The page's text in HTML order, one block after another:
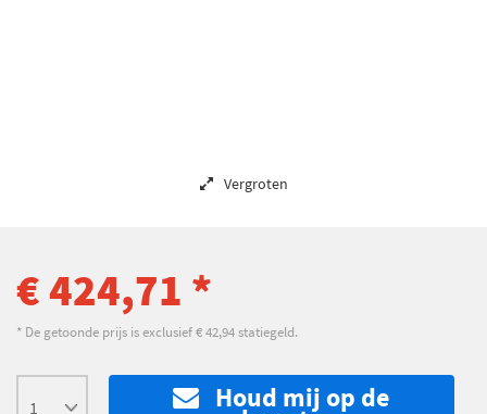
Vergroten
€ 424,71 *
* De getoonde prijs is exclusief € 42,94 statiegeld.
Houd mij op de